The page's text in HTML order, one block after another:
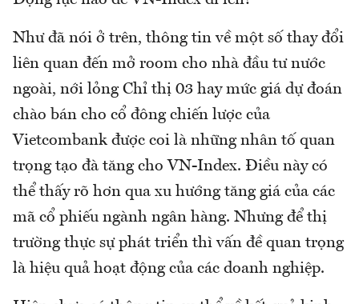
Như đã nói ở trên, thông tin về một số thay đổi
liên quan đến mở room cho nhà đầu tư nước
ngoài, nới lỏng Chỉ thị 03 hay mức giá dự đoán
chào bán cho cổ đông chiến lược của
Vietcombank được coi là những nhân tố quan
trọng tạo đà tăng cho VN-Index. Điều này có
thể thấy rõ hơn qua xu hướng tăng giá của các
mã cổ phiếu ngành ngân hàng. Nhưng để thị
trường thực sự phát triển thì vấn đề quan trọng
là hiệu quả hoạt động của các doanh nghiệp.